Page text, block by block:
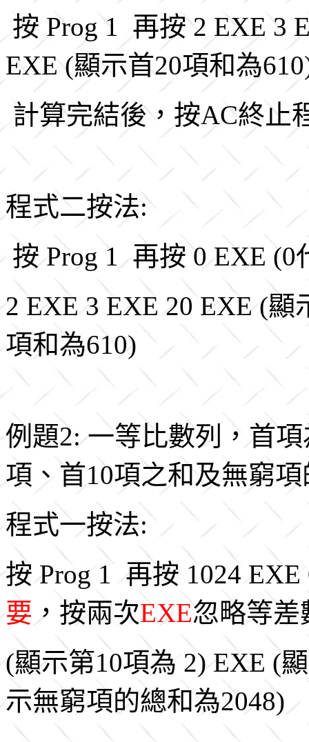
按 Prog 1 再按 2 EXE 3
EXE (顯示首20項和為
計算完結後，按AC終止
程式二按法:
按 Prog 1 再按 0 EXE
2 EXE 3 EXE 20 EXE (
項和為610)
例題2: 一等比數列，首
項、首10項之和及無窮
程式一按法:
按 Prog 1 再按 1024
要 ，按兩次EXE忽略等差
(顯示第10項為 2) EXE (
示無窮項的總和為2048)